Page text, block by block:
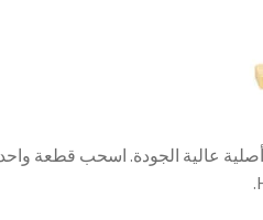
على 54 قطعة خشبية أصلية عالية الجودة.